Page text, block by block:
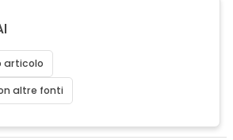
articolo
altre fonti